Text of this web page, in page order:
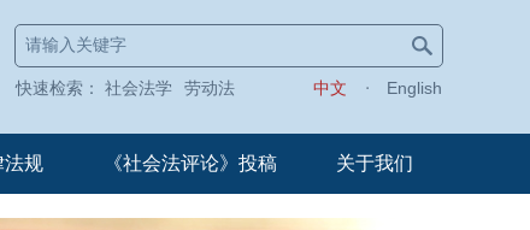
快速检索： 社会法学 劳动法 中文 English
法规 《社会法评论》投稿 关于我们